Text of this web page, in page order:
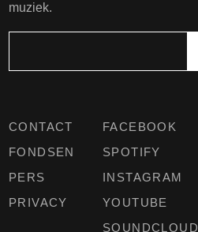
CONTACT
FONDSEN
PERS
PRIVACY
FACEBOOK
SPOTIFY
INSTAGRAM
YOUTUBE
SOUNDCLOUD
muziek.